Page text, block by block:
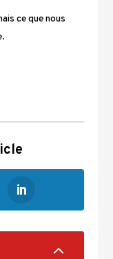
ce que nous
2